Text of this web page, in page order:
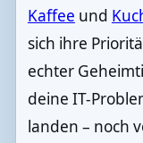
Kaffee und
sich ihre
echter
deine IT-
landen – noch